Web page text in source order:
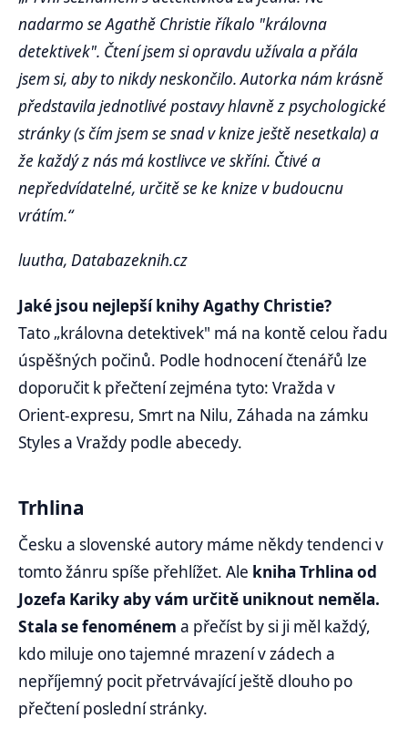
nadarmo se Agathě Christie říkalo "královna
detektivek". Čtení jsem si opravdu užívala a přála
jsem si, aby to nikdy neskončilo. Autorka nám krásně
představila jednotlivé postavy hlavně z psychologické
stránky (s čím jsem se snad v knize ještě nesetkala) a
že každý z nás má kostlivce ve skříni. Čtivé a
nepředvídatelné, určitě se ke knize v budoucnu
vrátím.“
luutha, Databazeknih.cz
Jaké jsou nejlepší knihy Agathy Christie?
Tato „královna detektivek" má na kontě celou řadu
úspěšných počinů. Podle hodnocení čtenářů lze
doporučit k přečtení zejména tyto: Vražda v
Orient-expresu, Smrt na Nilu, Záhada na zámku
Styles a Vraždy podle abecedy.
Trhlina
Česku a slovenské autory máme někdy tendenci v
tomto žánru spíše přehlížet. Ale kniha Trhlina od
Jozefa Kariky aby vám určitě uniknout neměla.
Stala se fenoménem a přečíst by si ji měl každý,
kdo miluje ono tajemné mrazení v zádech a
nepříjemný pocit přetrvávající ještě dlouho po
přečtení poslední stránky.